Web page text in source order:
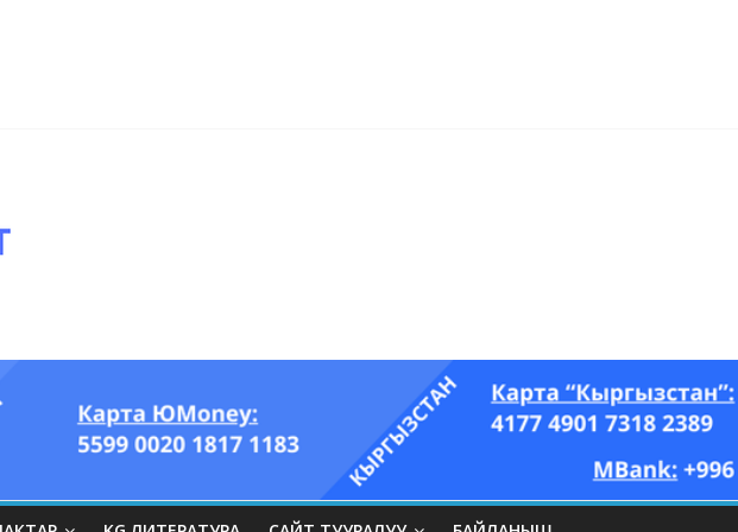
өпкөсүнө, бөйрөгүнө суук тийгизип алган…” (Динара БЕЙШЕНАЛИЕВА, “Азия Ньюс” гезити,